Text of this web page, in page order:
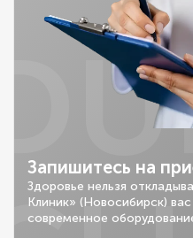
Запишитесь на
Здоровье нельзя
Клиник» (Новосибирск)
современное